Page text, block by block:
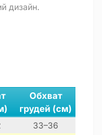
дизайн.
Обхват
грудей (см)
33–36